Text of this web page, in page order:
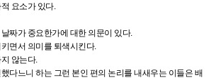
요소가 있다.
짜가 중요한가에 대한 의문이 있다.
면서 의미를 퇴색시킨다.
않는다.
다느니 하는 그런 본인 편의 논리를 내새우는 이들은 배